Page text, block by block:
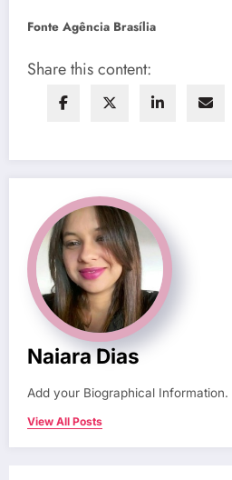
Fonte Agência Brasília
Share this content:
Naiara Dias
Add your Biographical Information.
View All Posts